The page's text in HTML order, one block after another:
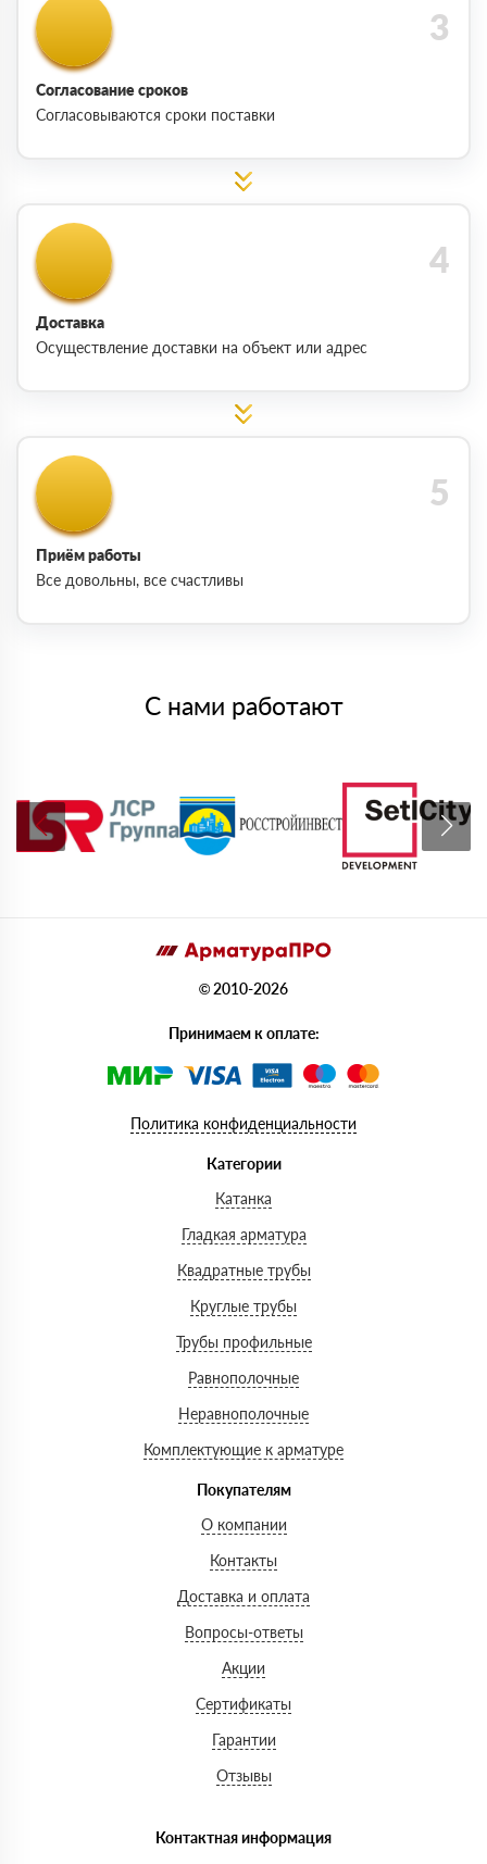
Согласование сроков
Согласовываются сроки поставки
Доставка
Осуществление доставки на объект или адрес
Приём работы
Все довольны, все счастливы
С нами работают
© 2010-2026
Принимаем к оплате:
Политика конфиденциальности
Категории
Катанка
Гладкая арматура
Квадратные трубы
Круглые трубы
Трубы профильные
Равнополочные
Неравнополочные
Комплектующие к арматуре
Покупателям
О компании
Контакты
Доставка и оплата
Вопросы-ответы
Акции
Сертификаты
Гарантии
Отзывы
Контактная информация